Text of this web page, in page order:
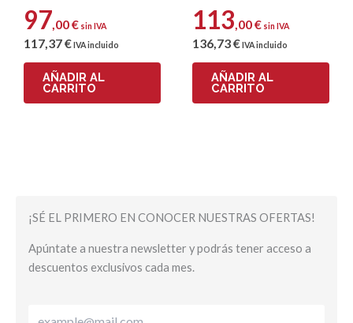
97,00€ sin IVA
117,37€ IVA incluido
AÑADIR AL
CARRITO
113,00€ sin IVA
136,73€ IVA incluido
AÑADIR AL
CARRITO
¡SÉ EL PRIMERO EN CONOCER NUESTRAS OFERTAS!
Apúntate a nuestra newsletter y podrás tener acceso a
descuentos exclusivos cada mes.